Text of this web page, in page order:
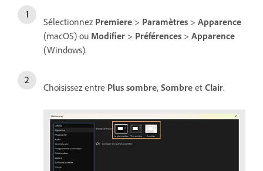
Sélectionnez Premiere > Paramètres > Apparence
(macOS) ou Modifier > Préférences > Apparence
(Windows).
Choisissez entre Plus sombre, Sombre et Clair.